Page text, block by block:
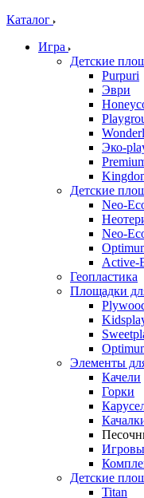
Каталог
Игра
Детские
Purpuri
Эври
Эко-
Детские
Neo-
Neo-
Active-
Геопластика
Площадки
Элементы
Качели
Горки
Детские
Titan